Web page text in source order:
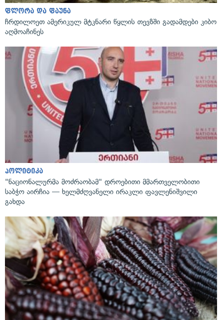
ფლორა და ფაუნა
ჩრდილოეთ ამერიკულ მტკნარი წყლის თევზში გადამდები კიბო
აღმოაჩინეს
პოლიტიკა
"ნაციონალურმა მოძრაობამ" დროებითი მმართველობითი
საბჭო აირჩია — ხელმძღვანელი ირაკლი ფავლენიშვილი
გახდა